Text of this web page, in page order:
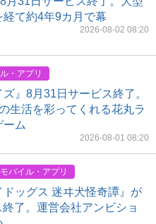
経て約4年9カ月で幕
2026-08-02 08:20
・アプリ
ズ』8月31日サービス終了。
生活を彩ってくれる花丸ラ
ーム
2026-08-01 08:20
モバイル・アプリ
ドッグス 迷ヰ犬怪奇譚』が
了。運営会社アンビショ